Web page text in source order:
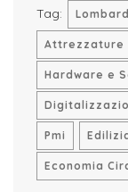
Tag:
Attrezzature
Hardware e
Pmi
Economia